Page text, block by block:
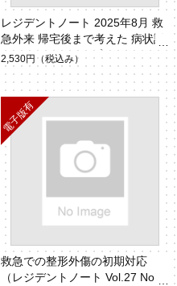
レジデントノート 2025年8月 救
急外来 帰宅後まで考えた 病状説
明とフォローアップ（Vol.27 No.
7）
2,530円 （税込み）
救急での整形外傷の初期対応
（レジデントノート Vol.27 No.